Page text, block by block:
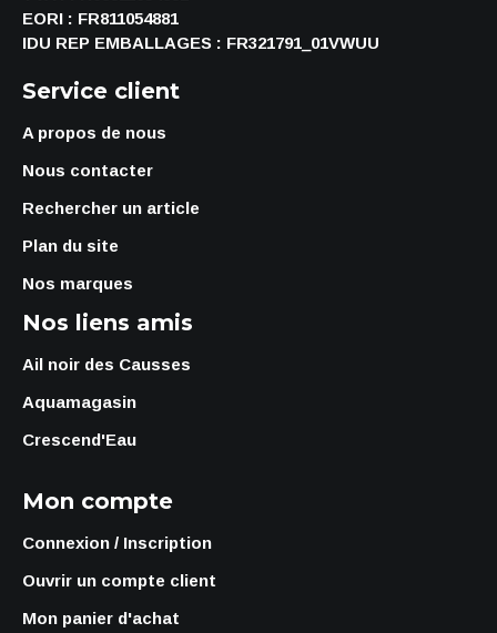
EORI : FR811054881
IDU REP EMBALLAGES : FR321791_01VWUU
Service client
A propos de nous
Nous contacter
Rechercher un article
Plan du site
Nos marques
Nos liens amis
Ail noir des Causses
Aquamagasin
Crescend'Eau
Mon compte
Connexion / Inscription
Ouvrir un compte client
Mon panier d'achat